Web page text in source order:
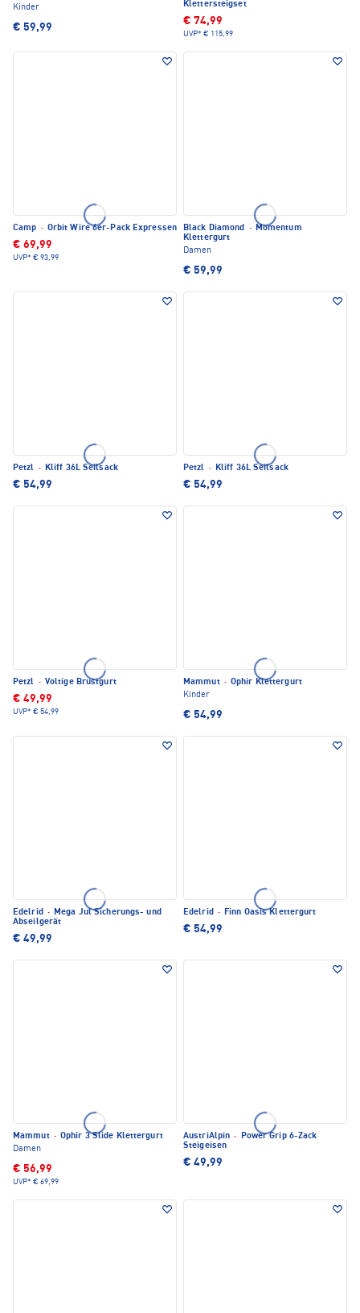
Kinder
€ 59,99
Klettersteigset
€ 74,99
UVP* € 115,99
Camp · Orbit Wire 6er-Pack Expressen
€ 69,99
UVP* € 93,99
Black Diamond · Momentum
Klettergurt
Damen
€ 59,99
Petzl · Kliff 36L Seilsack
€ 54,99
Petzl · Kliff 36L Seilsack
€ 54,99
Petzl · Voltige Brustgurt
€ 49,99
UVP* € 54,99
Mammut · Ophir Klettergurt
Kinder
€ 54,99
Edelrid · Mega Jul Sicherungs- und
Abseilgerät
€ 49,99
Edelrid · Finn Oasis Klettergurt
€ 54,99
Mammut · Ophir 3 Slide Klettergurt
Damen
€ 56,99
UVP* € 69,99
AustriAlpin ·
Power Grip 6-Zack
Steigeisen
€ 49,99